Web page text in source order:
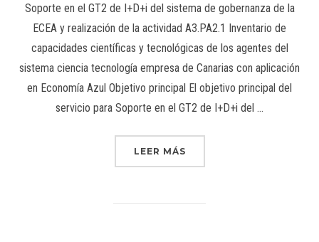
Soporte en el GT2 de I+D+i del sistema de gobernanza de la
ECEA y realización de la actividad A3.PA2.1 Inventario de
capacidades científicas y tecnológicas de los agentes del
sistema ciencia tecnología empresa de Canarias con aplicación
en Economía Azul Objetivo principal El objetivo principal del
servicio para Soporte en el GT2 de I+D+i del …
LEER MÁS